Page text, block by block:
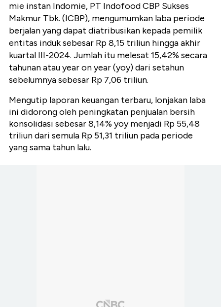
mie instan Indomie, PT Indofood CBP Sukses
Makmur Tbk. (ICBP), mengumumkan laba periode
berjalan yang dapat diatribusikan kepada pemilik
entitas induk sebesar Rp 8,15 triliun hingga akhir
kuartal III-2024. Jumlah itu melesat 15,42% secara
tahunan atau year on year (yoy) dari setahun
sebelumnya sebesar Rp 7,06 triliun.
Mengutip laporan keuangan terbaru, lonjakan laba
ini didorong oleh peningkatan penjualan bersih
konsolidasi sebesar 8,14% yoy menjadi Rp 55,48
triliun dari semula Rp 51,31 triliun pada periode
yang sama tahun lalu.